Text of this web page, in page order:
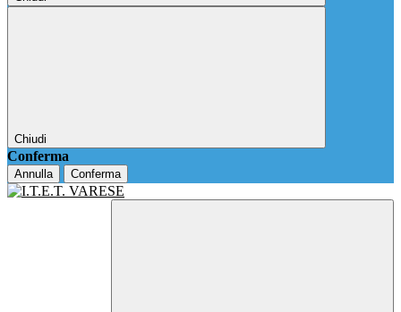
Chiudi
Conferma
Annulla Conferma